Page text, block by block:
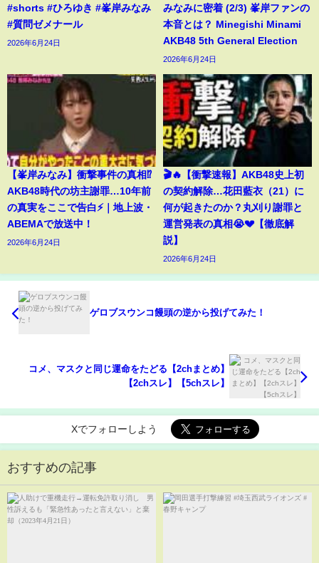
#shorts #ひろゆき #峯岸みなみ
#質問ゼメナール
2026年6月24日
みなみに密着 (2/3) 峯岸ファンの
本音とは？ Minegishi Minami
AKB48 5th General Election
2026年6月24日
【峯岸みなみ】衝撃事件の真相⁉️
AKB48時代の坊主謝罪…10年前
の真実をここで告白⚡️｜地上波・
ABEMAで放送中！
2026年6月24日
🎬🔥【衝撃速報】AKB48史上初
の契約解除…花田藍衣（21）に
何が起きたのか？丸刈り謝罪と
運営発表の真相😭💔【徹底解
説】
2026年6月24日
ゲロブスウンコ饅頭の逆から投げてみた！
コメ、マスクと同じ運命をたどる【2chまとめ】
【2chスレ】【5chスレ】
Xでフォローしよう
おすすめの記事